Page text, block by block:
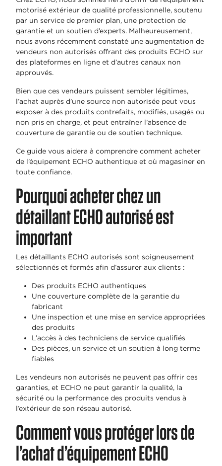
motorisé extérieur de qualité professionnelle, soutenu
par un service de premier plan, une protection de
garantie et un soutien d’experts. Malheureusement,
nous avons récemment constaté une augmentation de
vendeurs non autorisés offrant des produits ECHO sur
des plateformes en ligne et d’autres canaux non
approuvés.
Bien que ces vendeurs puissent sembler légitimes,
l’achat auprès d’une source non autorisée peut vous
exposer à des produits contrefaits, modifiés, usagés ou
non pris en charge, et peut entraîner l’absence de
couverture de garantie ou de soutien technique.
Ce guide vous aidera à comprendre comment acheter
de l’équipement ECHO authentique et où magasiner en
toute confiance.
Pourquoi acheter chez un
détaillant ECHO autorisé est
important
Les détaillants ECHO autorisés sont soigneusement
sélectionnés et formés afin d’assurer aux clients :
Des produits ECHO authentiques
Une couverture complète de la garantie du
fabricant
Une inspection et une mise en service appropriées
des produits
L’accès à des techniciens de service qualifiés
Des pièces, un service et un soutien à long terme
fiables
Les vendeurs non autorisés ne peuvent pas offrir ces
garanties, et ECHO ne peut garantir la qualité, la
sécurité ou la performance des produits vendus à
l’extérieur de son réseau autorisé.
Comment vous protéger lors de
l’achat d’équipement ECHO